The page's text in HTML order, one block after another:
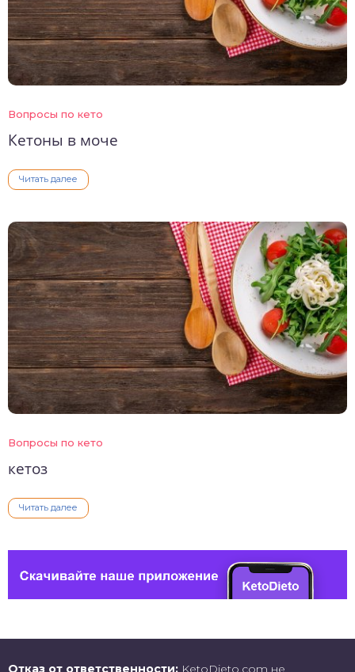
Вопросы по кето
Кетоны в моче
Читать далее
Вопросы по кето
кетоз
Читать далее
Отказ от ответственности: KetoDieto.com не